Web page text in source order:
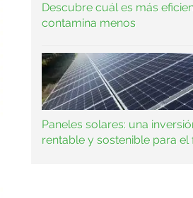
Descubre cuál es más
contamina menos
Paneles solares: una
rentable y sostenible para el